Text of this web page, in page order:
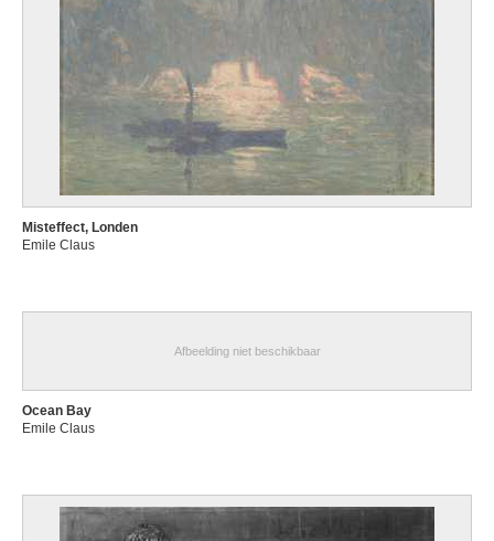
Misteffect, Londen
Emile Claus
Afbeelding niet beschikbaar
Ocean Bay
Emile Claus